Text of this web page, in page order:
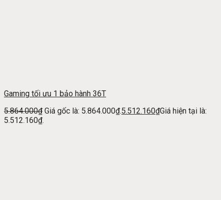
Gaming tối ưu 1 bảo hành 36T
5.864.000₫ Giá gốc là: 5.864.000₫.5.512.160₫Giá hiện tại là:
5.512.160₫.